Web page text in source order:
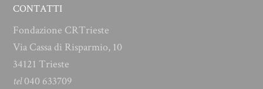
CONTATTI
Fondazione CRTrieste
Via Cassa di Risparmio, 10
34121 Trieste
tel040 633709